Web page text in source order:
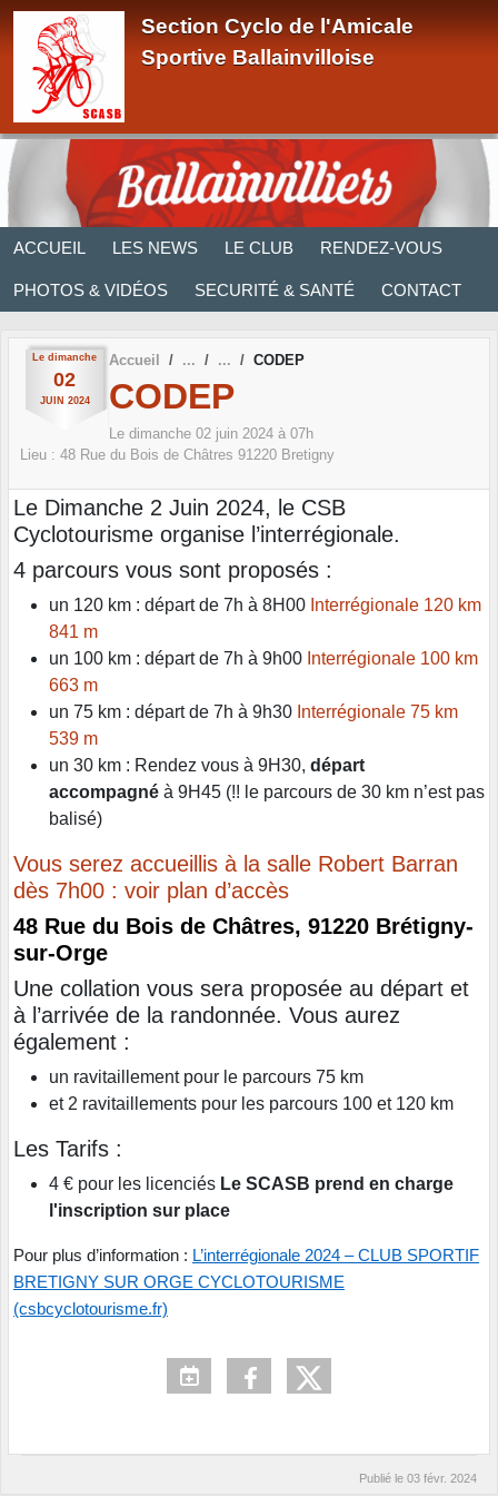
Section Cyclo de l'Amicale
Sportive Ballainvilloise
ACCUEIL LES NEWS LE CLUB RENDEZ-VOUS
PHOTOS & VIDÉOS SECURITÉ & SANTÉ CONTACT
Le dimanche
02
JUIN 2024
Accueil CODEP
CODEP
Le dimanche 02 juin 2024 à 07h
Lieu : 48 Rue du Bois de Châtres 91220 Bretigny
Le Dimanche 2 Juin 2024, le CSB
Cyclotourisme organise l’interrégionale.
4 parcours vous sont proposés :
un 120 km : départ de 7h à 8H00 Interrégionale 120 km
841 m
un 100 km : départ de 7h à 9h00 Interrégionale 100 km
663 m
un 75 km : départ de 7h à 9h30 Interrégionale 75 km
539 m
un 30 km : Rendez vous à 9H30, départ
accompagné à 9H45 (!! le parcours de 30 km n’est pas
balisé)
Vous serez accueillis à la salle Robert Barran
dès 7h00 : voir plan d’accès
48 Rue du Bois de Châtres, 91220 Brétigny-
sur-Orge
Une collation vous sera proposée au départ et
à l’arrivée de la randonnée. Vous aurez
également :
un ravitaillement pour le parcours 75 km
et 2 ravitaillements pour les parcours 100 et 120 km
Les Tarifs :
4 € pour les licenciés Le SCASB prend en charge
l'inscription sur place
Pour plus d’information : L’interrégionale 2024 – CLUB SPORTIF
BRETIGNY SUR ORGE CYCLOTOURISME
(csbcyclotourisme.fr)
Publié le 03 févr. 2024
Panneau de gestion des cookies